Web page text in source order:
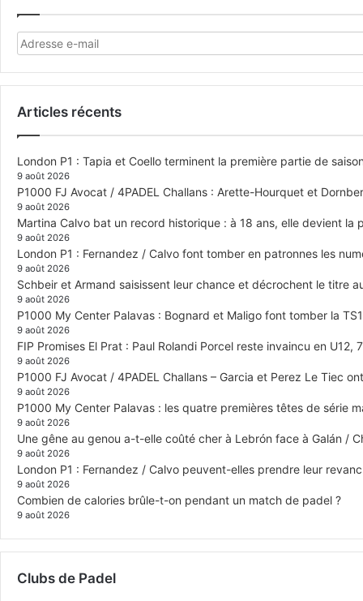
Articles récents
London P1 : Tapia et Coello terminent la première partie de
9 août 2026
P1000 FJ Avocat / 4PADEL Challans : Arette-Hourquet et
9 août 2026
Martina Calvo bat un record historique : à 18 ans, elle devient
9 août 2026
London P1 : Fernandez / Calvo font tomber en patronnes les
9 août 2026
Schbeir et Armand saisissent leur chance et décrochent le titre
9 août 2026
P1000 My Center Palavas : Bognard et Maligo font tomber la
9 août 2026
FIP Promises El Prat : Paul Rolandi Porcel reste invaincu en U12,
9 août 2026
P1000 FJ Avocat / 4PADEL Challans – Garcia et Perez Le Tiec
9 août 2026
P1000 My Center Palavas : les quatre premières têtes de série
9 août 2026
Une gêne au genou a-t-elle coûté cher à Lebrón face à Galán /
9 août 2026
London P1 : Fernandez / Calvo peuvent-elles prendre leur
9 août 2026
Combien de calories brûle-t-on pendant un match de padel ?
9 août 2026
Clubs de Padel